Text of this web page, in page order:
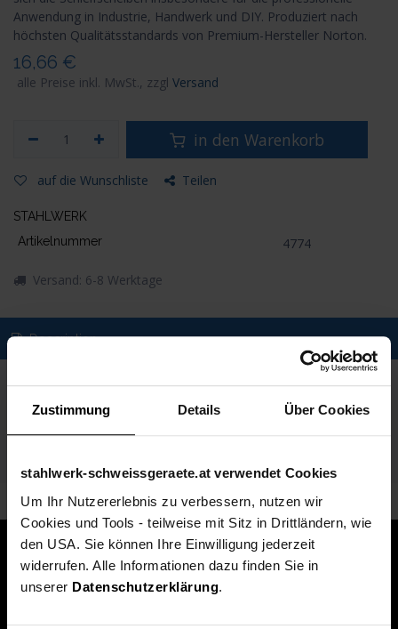
Zustimmung Details Über Cookies
stahlwerk-schweissgeraete.at verwendet Cookies
Um Ihr Nutzererlebnis zu verbessern, nutzen wir
Cookies und Tools - teilweise mit Sitz in Drittländern, wie
den USA. Sie können Ihre Einwilligung jederzeit
widerrufen. Alle Informationen dazu finden Sie in
unserer Datenschutzerklärung.
Anwendung in Industrie, Handwerk und DIY. Produziert nach
höchsten Qualitätsstandards von Premium-Hersteller Norton.
16,66 €
alle Preise inkl. MwSt., zzgl Versand
in den Warenkorb
auf die Wunschliste Teilen
STAHLWERK
Artikelnummer
4774
Versand: 6-8 Werktage
Description
Technische Daten